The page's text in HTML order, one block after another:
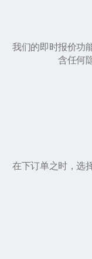
我们的即时报价功
含任何
在下订单之时，选